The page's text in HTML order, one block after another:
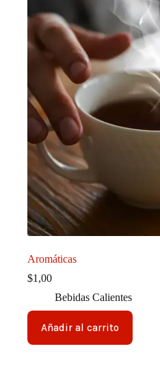
Aromáticas
$1,00
Bebidas Calientes
Añadir al carrito